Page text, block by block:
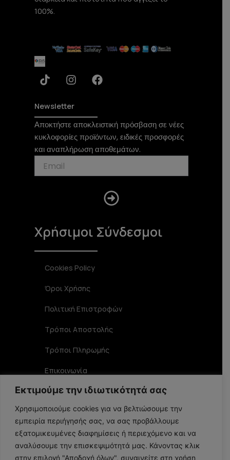
Εκτιμούμε την ιδιωτικότητά σας
Χρησιμοποιούμε cookies για να βελτιώσουμε την
εμπειρία περιήγησής σας, να σας προβάλλουμε
εξατομικευμένες διαφημίσεις ή περιεχόμενο και να
αναλύσουμε την επισκεψιμότητά μας. Κάνοντας κλικ
στην επιλογή "Αποδοχή όλων", συναινείτε στη χρήση
100%.
T
i
t
o
k
I
n
t
a
g
r
a
F
a
b
o
o
k
Newsletter
Αποκτήστε αποκλειστική πρόσβαση σε νέες
κυκλοφορίες προϊόντων, ειδικές προσφορές
και αναπλήρωση αποθεμάτων.
Submit
Χρήσιμοι Σύνδεσμοι
Cookies Policy
Όροι Χρήσης
Πολιτική Επιστροφών
Τρόποι Αποστολής
Τρόποι Πληρωμής
Επικοινωνία
Στοιχεία Επικοινωνίας
Αριστοφάνους 19 TK 15234, Χαλάνδρι